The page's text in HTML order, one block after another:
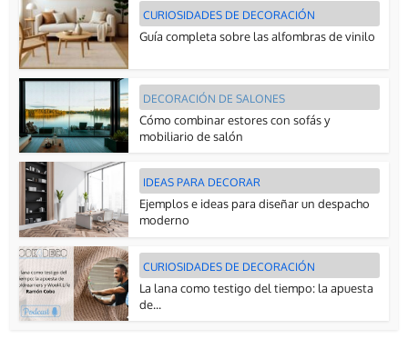
CURIOSIDADES DE DECORACIÓN
Guía completa sobre las alfombras de vinilo
DECORACIÓN DE SALONES
Cómo combinar estores con sofás y
mobiliario de salón
IDEAS PARA DECORAR
Ejemplos e ideas para diseñar un despacho
moderno
CURIOSIDADES DE DECORACIÓN
La lana como testigo del tiempo: la apuesta
de...